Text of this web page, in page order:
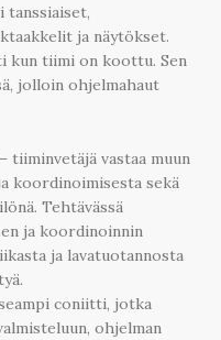
tanssiaiset,
ja näytökset.
kun tiimi on koottu. Sen
jolloin ohjelmahaut
tiiminvetäjä vastaa muun
koordinoimisesta sekä
Tehtävässä
ja koordinoinnin
ja lavatuotannosta
coniitti, jotka
ohjelman